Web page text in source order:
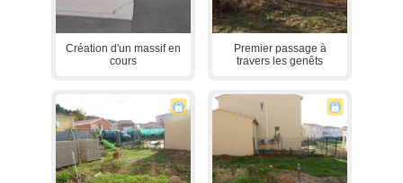
Création d'un massif en
cours
Premier passage à
travers les genêts